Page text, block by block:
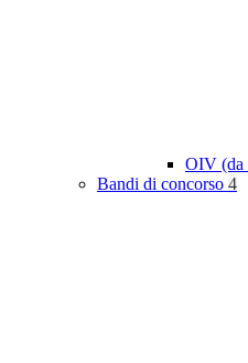
OIV (da
Bandi di concorso 4